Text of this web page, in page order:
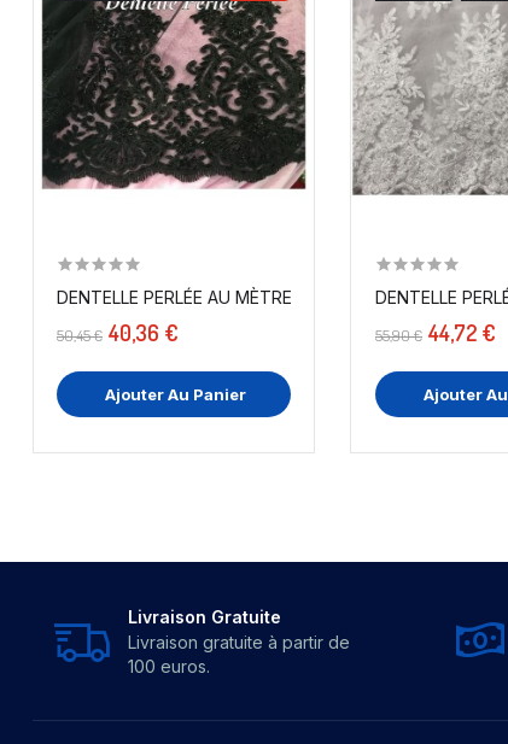
DENTELLE PERLÉE AU MÈTRE NOIRE EN GRANDE
50,45 € 40,36 €
Ajouter Au Panier
55,90 € 44,72 €
Ajouter
Livraison Gratuite
Livraison gratuite à partir de
100 euros.